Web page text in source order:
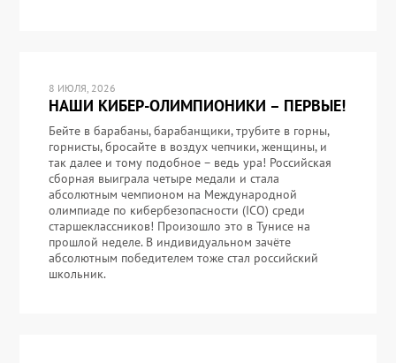
8 ИЮЛЯ, 2026
НАШИ КИБЕР-ОЛИМПИОНИКИ – ПЕРВЫЕ!
Бейте в барабаны, барабанщики, трубите в горны,
горнисты, бросайте в воздух чепчики, женщины, и
так далее и тому подобное – ведь ура! Российская
сборная выиграла четыре медали и стала
абсолютным чемпионом на Международной
олимпиаде по кибербезопасности (ICO) среди
старшеклассников! Произошло это в Тунисе на
прошлой неделе. В индивидуальном зачёте
абсолютным победителем тоже стал российский
школьник.